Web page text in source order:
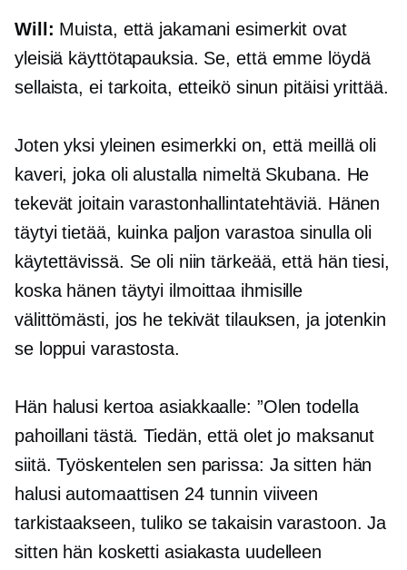
Will: Muista, että jakamani esimerkit ovat
yleisiä käyttötapauksia. Se, että emme löydä
sellaista, ei tarkoita, etteikö sinun pitäisi yrittää.
Joten yksi yleinen esimerkki on, että meillä oli
kaveri, joka oli alustalla nimeltä Skubana. He
tekevät joitain varastonhallintatehtäviä. Hänen
täytyi tietää, kuinka paljon varastoa sinulla oli
käytettävissä. Se oli niin tärkeää, että hän tiesi,
koska hänen täytyi ilmoittaa ihmisille
välittömästi, jos he tekivät tilauksen, ja jotenkin
se loppui varastosta.
Hän halusi kertoa asiakkaalle: ”Olen todella
pahoillani tästä. Tiedän, että olet jo maksanut
siitä. Työskentelen sen parissa: Ja sitten hän
halusi automaattisen 24 tunnin viiveen
tarkistaakseen, tuliko se takaisin varastoon. Ja
sitten hän kosketti asiakasta uudelleen